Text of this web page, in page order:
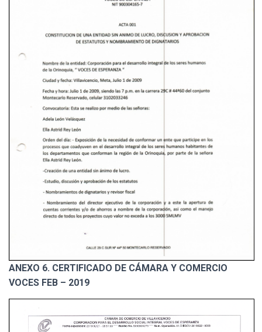
ANEXO 6. CERTIFICADO DE CÁMARA Y COMERCIO
VOCES FEB – 2019